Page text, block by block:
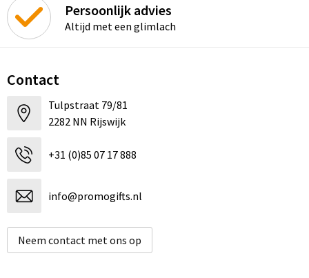
Persoonlijk advies
Altijd met een glimlach
Contact
Tulpstraat 79/81
2282 NN Rijswijk
+31 (0)85 07 17 888
info@promogifts.nl
Neem contact met ons op